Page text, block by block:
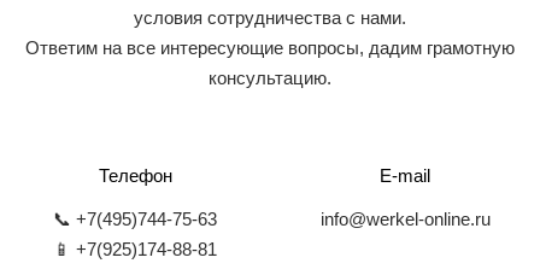
условия сотрудничества с нами.
Ответим на все интересующие вопросы, дадим грамотную
консультацию.
Телефон
📞 +7(495)744-75-63
📱 +7(925)174-88-81
E-mail
info@werkel-online.ru